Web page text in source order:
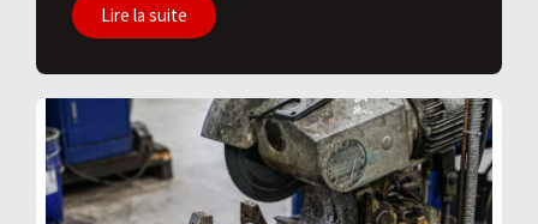
Lire la suite